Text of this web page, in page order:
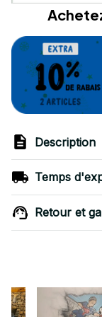
Description
Temps
Retour et